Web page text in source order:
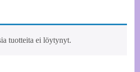
tuotteita ei löytynyt.